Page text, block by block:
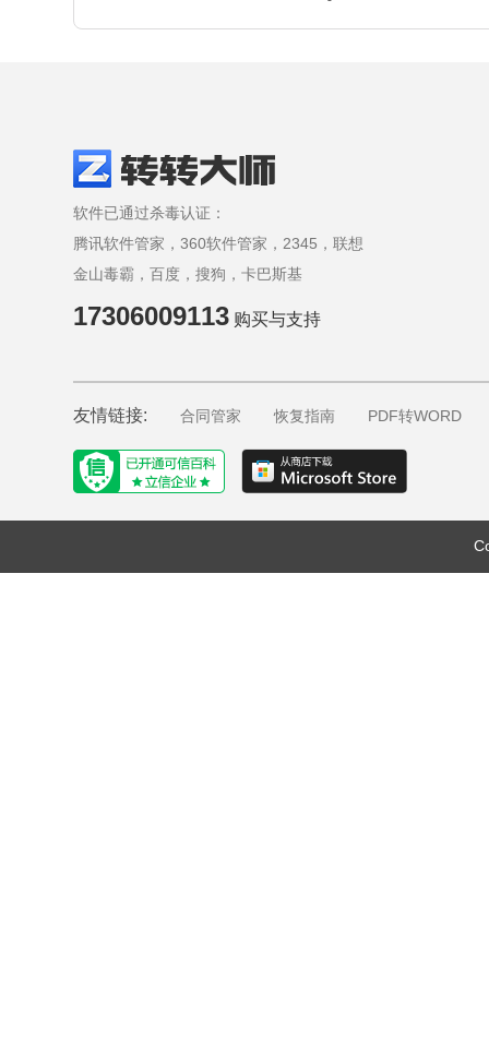
软件已通过杀毒认证：
腾讯软件管家，360软件管家，2345，联想
金山毒霸，百度，搜狗，卡巴斯基
17306009113购买与支持
友情链接: 合同管家 恢复指南 PDF转WORD